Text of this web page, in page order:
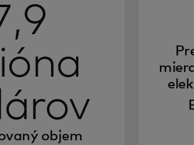
objem